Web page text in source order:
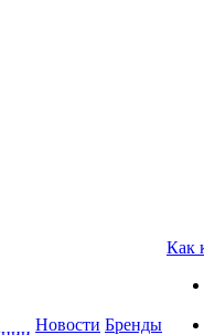
Новости Бренды
Как